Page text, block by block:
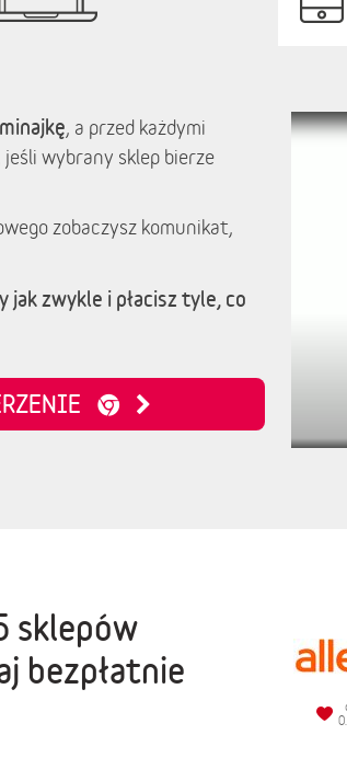
, a przed każdymi
wybrany sklep bierze
zobaczysz komunikat,
jak zwykle i płacisz tyle, co
sklepów
bezpłatnie